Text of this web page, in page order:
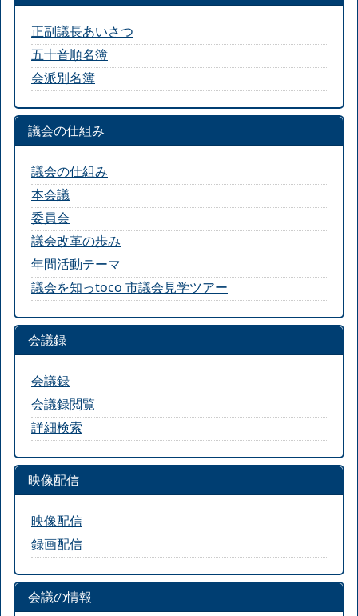
正副議長あいさつ
五十音順名簿
会派別名簿
議会の仕組み
議会の仕組み
本会議
委員会
議会改革の歩み
年間活動テーマ
議会を知っtoco 市議会見学ツアー
会議録
会議録
会議録閲覧
詳細検索
映像配信
映像配信
録画配信
会議の情報